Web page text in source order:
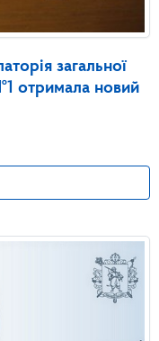
загальної
отримала новий